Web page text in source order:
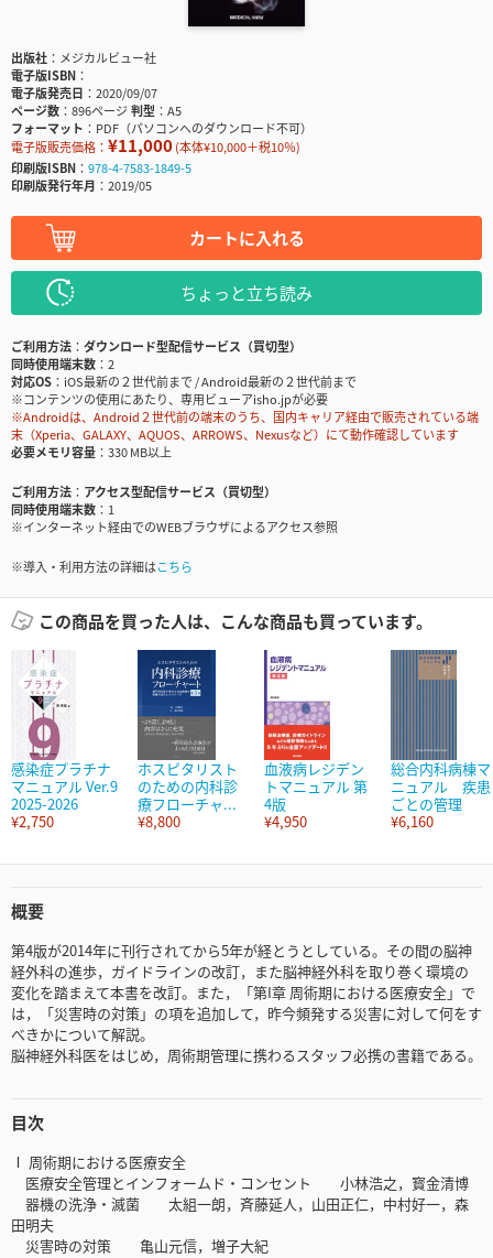
出版社
メジカルビュー社
電子版ISBN
電子版発売日
2020/09/07
ページ数
896ページ判型
A5
フォーマット
PDF（パソコンへのダウンロード不可）
電子版販売価格： ¥11,000(本体¥10,000＋税10％)
印刷版ISBN
978-4-7583-1849-5
印刷版発行年月
2019/05
カートに入れる
ちょっと立ち読み
ご利用方法
ダウンロード型配信サービス（買切型）
同時使用端末数
2
対応OS
iOS最新の２世代前まで / Android最新の２世代前まで
※コンテンツの使用にあたり、専用ビューアisho.jpが必要
※Androidは、Android２世代前の端末のうち、国内キャリア経由で販売されている端
末（Xperia、GALAXY、AQUOS、ARROWS、Nexusなど）にて動作確認しています
必要メモリ容量
330 MB以上
ご利用方法
アクセス型配信サービス（買切型）
同時使用端末数
1
※インターネット経由でのWEBブラウザによるアクセス参照
※導入・利用方法の詳細はこちら
この商品を買った人は、こんな商品も買っています。
感染症プラチナ
マニュアル Ver.9
2025-2026
¥2,750
ホスピタリスト
のための内科診
療フローチャ...
¥8,800
血液病レジデン
トマニュアル 第
4版
¥4,950
総合内科病棟マ
ニュアル 疾患
ごとの管理
¥6,160
概要
第4版が2014年に刊行されてから5年が経とうとしている。その間の脳神
経外科の進歩，ガイドラインの改訂，また脳神経外科を取り巻く環境の
変化を踏まえて本書を改訂。また，「第I章 周術期における医療安全」で
は，「災害時の対策」の項を追加して，昨今頻発する災害に対して何をす
べきかについて解説。
脳神経外科医をはじめ，周術期管理に携わるスタッフ必携の書籍である。
目次
Ⅰ 周術期における医療安全
医療安全管理とインフォームド・コンセント 小林浩之，寳金清博
器機の洗浄・滅菌 太組一朗，斉藤延人，山田正仁，中村好一，森
田明夫
災害時の対策 亀山元信，増子大紀